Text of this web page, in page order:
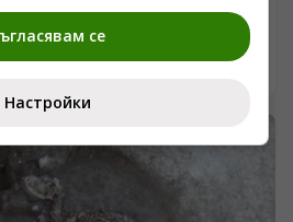
на европейския
е стояло едно просто,
за даденост условие: водната
отстъпва пред суровия
спира да функционира,
на тонаж изисква хидрология, а
Континентът се изправя
на собствената си
се
Настройки